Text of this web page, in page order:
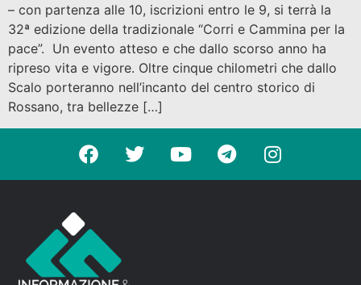
– con partenza alle 10, iscrizioni entro le 9, si terrà la
32ª edizione della tradizionale “Corri e Cammina per la
pace”. Un evento atteso e che dallo scorso anno ha
ripreso vita e vigore. Oltre cinque chilometri che dallo
Scalo porteranno nell’incanto del centro storico di
Rossano, tra bellezze […]